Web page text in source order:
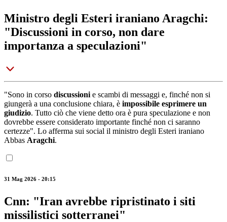
Ministro degli Esteri iraniano Aragchi:
"Discussioni in corso, non dare
importanza a speculazioni"
"Sono in corso discussioni e scambi di messaggi e, finché non si
giungerà a una conclusione chiara, è impossibile esprimere un
giudizio. Tutto ciò che viene detto ora è pura speculazione e non
dovrebbe essere considerato importante finché non ci saranno
certezze". Lo afferma sui social il ministro degli Esteri iraniano
Abbas Aragchi.
31 Mag 2026 - 20:15
Cnn: "Iran avrebbe ripristinato i siti
missilistici sotterranei"